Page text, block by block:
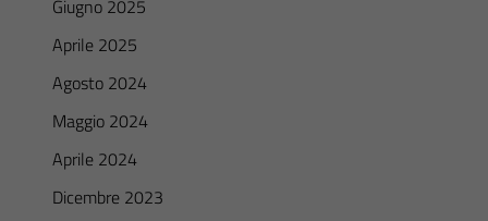
Giugno 2025
Aprile 2025
Agosto 2024
Maggio 2024
Aprile 2024
Dicembre 2023